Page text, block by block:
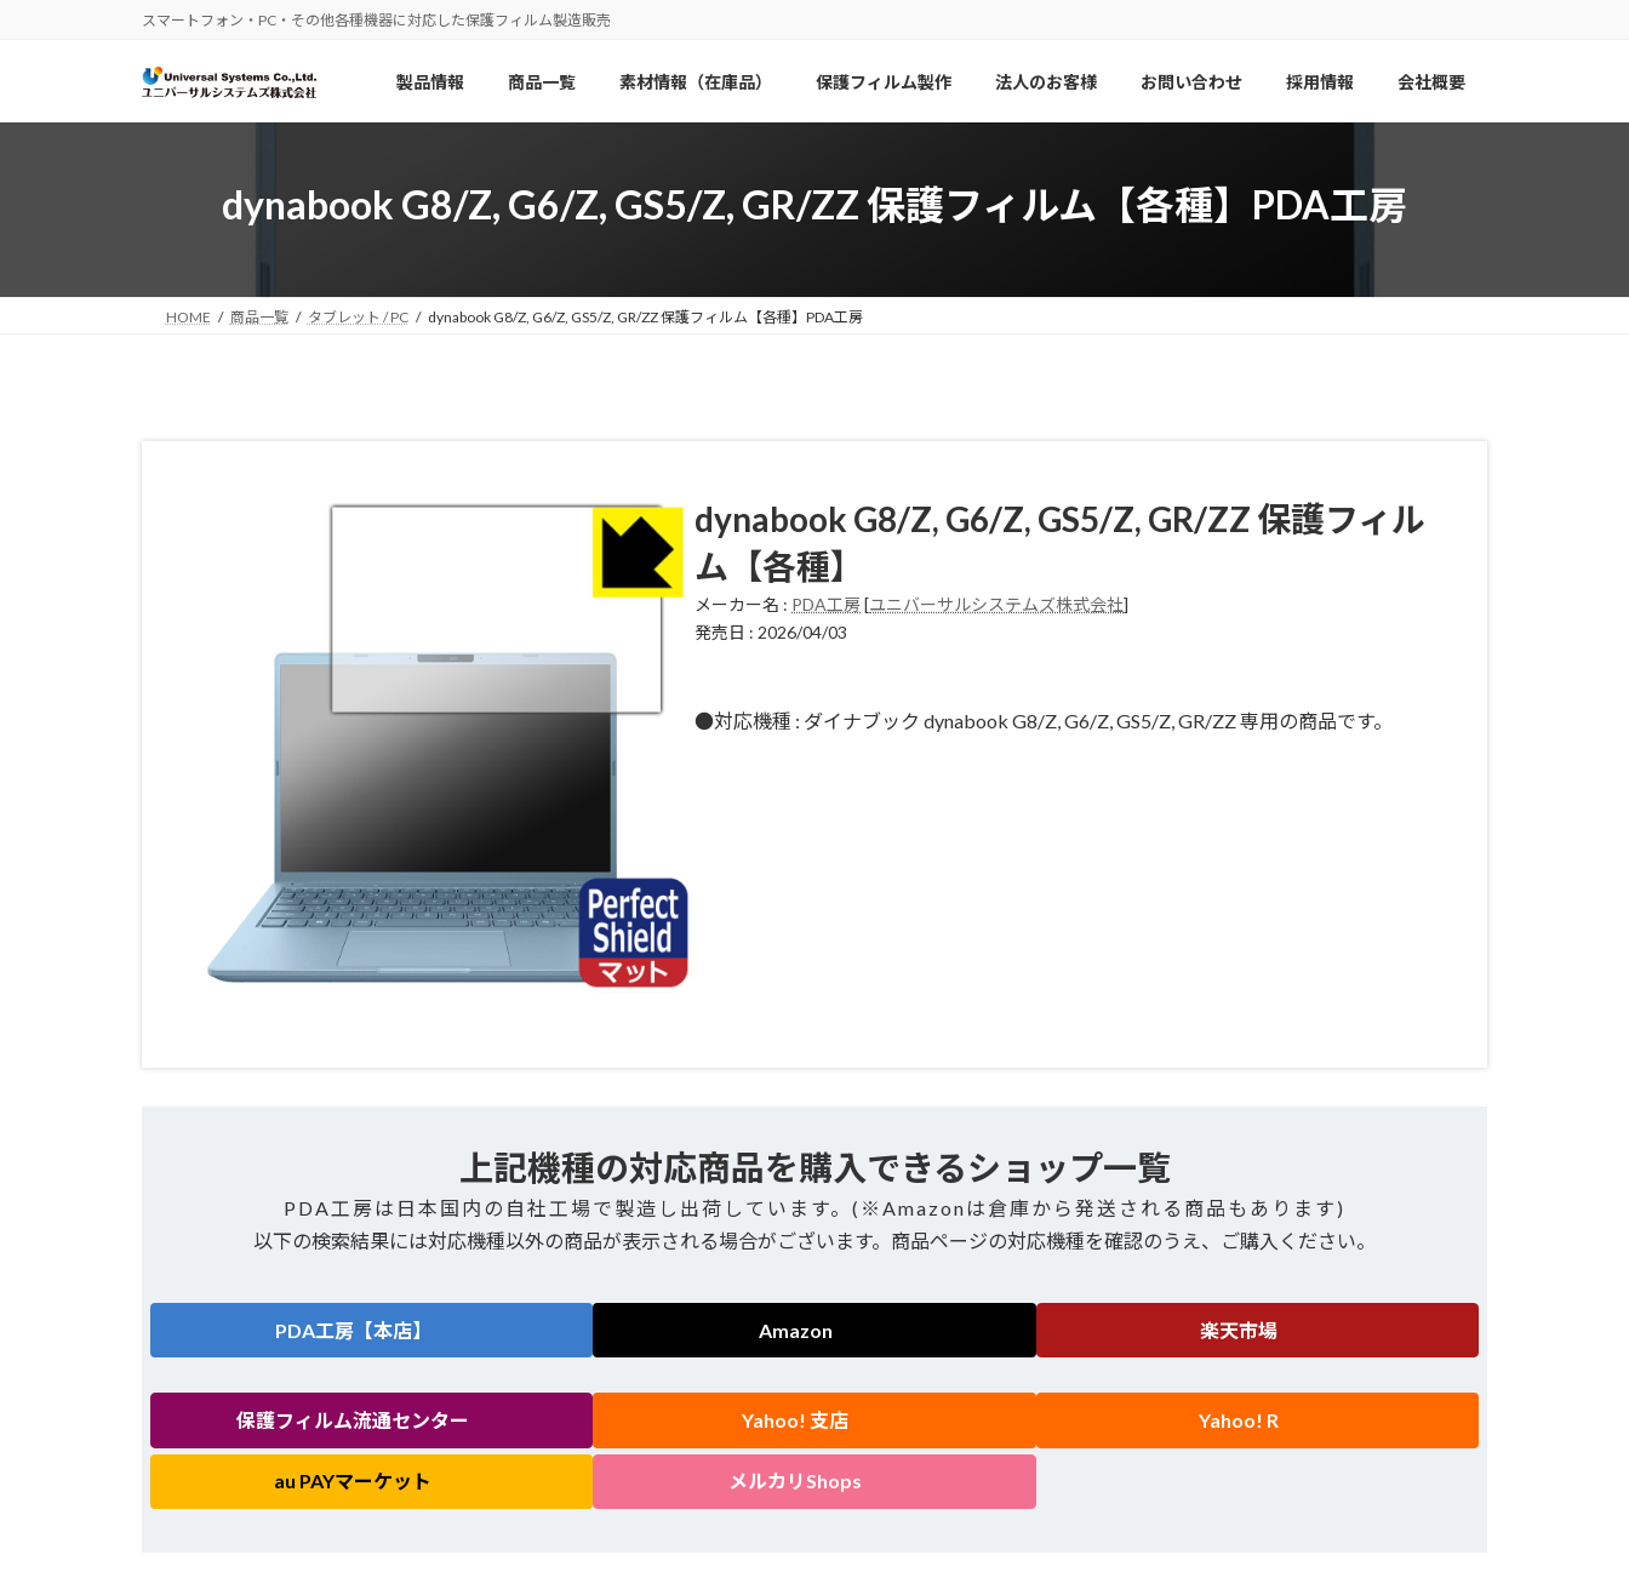
ツ
シ
スマートフォン・PC・その他各種機器に対応した保護フィルム製造販売
製品情報 商品一覧 素材情報（在庫品） 保護フィルム製作 法人のお客様 お問い合わせ 採用情報 会社概要
dynabook G8/Z, G6/Z, GS5/Z, GR/ZZ 保護フィルム【各種】PDA工房
HOME 商品一覧 タブレット / PC dynabook G8/Z, G6/Z, GS5/Z, GR/ZZ 保護フィルム【各種】PDA工房
dynabook G8/Z, G6/Z, GS5/Z, GR/ZZ 保護フィル
ム【各種】
メーカー名 : PDA工房[ユニバーサルシステムズ株式会社]
発売日 : 2026/04/03
●対応機種 : ダイナブック dynabook G8/Z, G6/Z, GS5/Z, GR/ZZ 専用の商品です。
上記機種の対応商品を購入できるショップ一覧
PDA工房は日本国内の自社工場で製造し出荷しています。(※Amazonは倉庫から発送される商品もあります)
以下の検索結果には対応機種以外の商品が表示される場合がございます。商品ページの対応機種を確認のうえ、ご購入ください。
PDA工房【本店】 Amazon 楽天市場
保護フィルム流通センター Yahoo! 支店 Yahoo! R
au PAYマーケット メルカリShops